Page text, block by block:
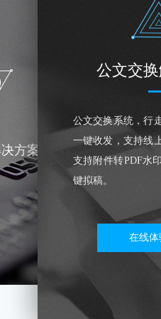
方案
公文交
公文交换系统，行
一键收发，支持线
支持附件转PDF水
键拟稿。
在线体